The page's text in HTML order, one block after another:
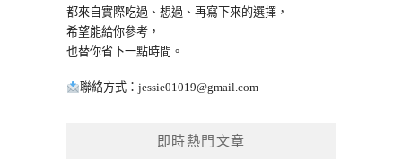
都來自實際吃過、想過、再寫下來的選擇，
希望能給你參考，
也替你省下一點時間。
聯絡方式： jessie01019@gmail.com
即時熱門文章